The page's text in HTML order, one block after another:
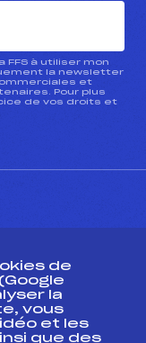
FFS à utiliser mon
la newsletter
et
Pour plus
de vos droits et
de
la
vous
et les
que des